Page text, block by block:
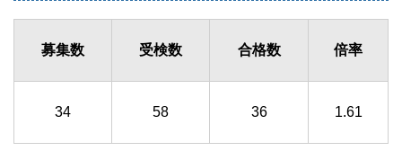
募集数 受検数 合格数 倍率
34 58 36 1.61